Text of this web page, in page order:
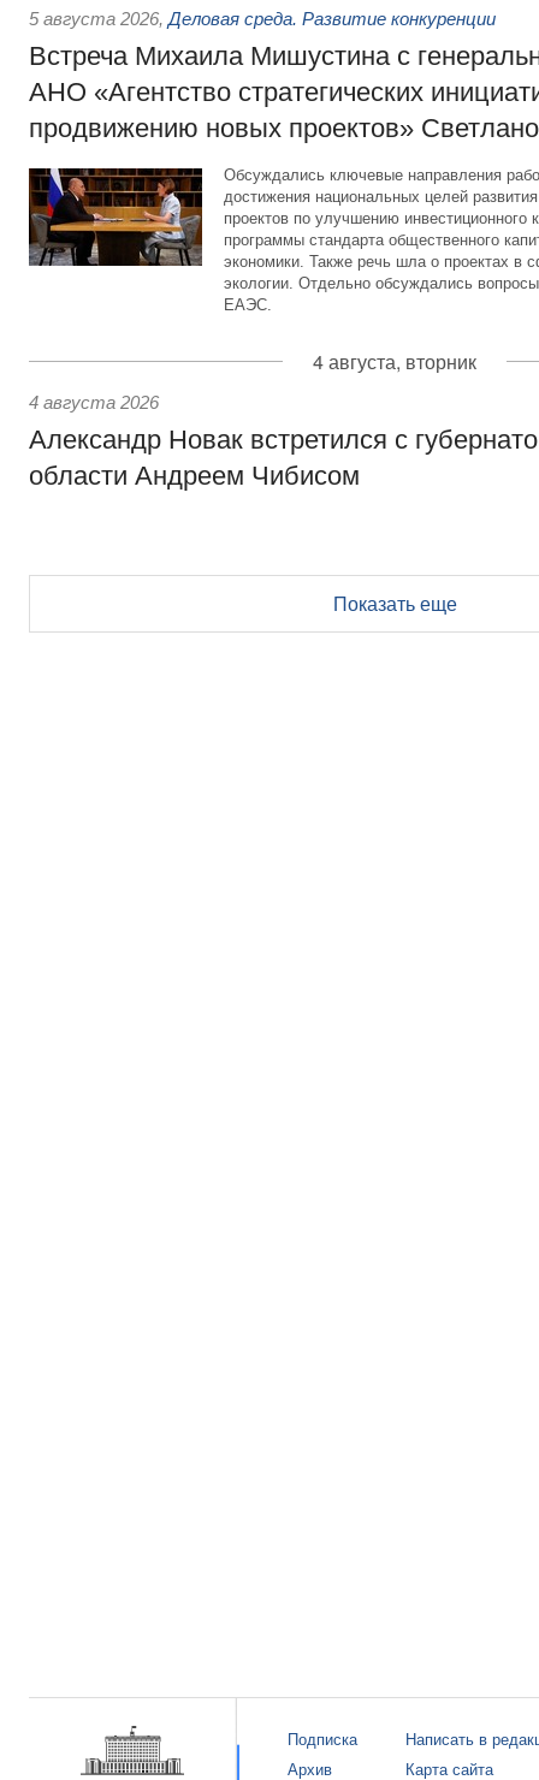
5 августа 2026, Деловая среда. Развитие конкуренции
Встреча Михаила Мишустина с
АНО «Агентство стратегических
продвижению новых проектов»
Обсуждались ключевые направления
достижения национальных целей
проектов по улучшению инвестиционного
программы стандарта общественного
экономики. Также речь шла о проектах в
экологии. Отдельно обсуждались
ЕАЭС.
4 августа, вторник
4 августа 2026
Александр Новак встретился с
области Андреем Чибисом
Показать еще
Подписка
Архив
Написать в
Карта сайта